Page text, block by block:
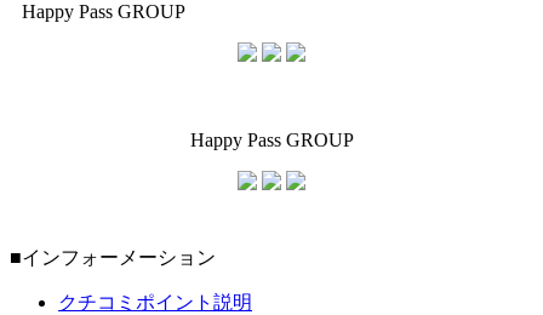
Happy Pass GROUP
Happy Pass GROUP
■インフォーメーション
クチコミポイント説明